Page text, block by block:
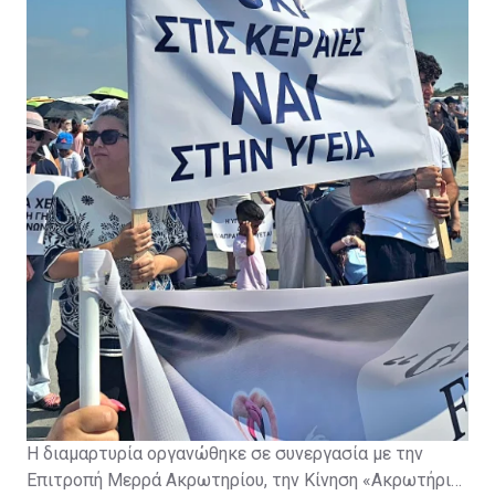
οποιαδήποτε περαιτέρω ανάπτυξη στρατιωτικών
Η διαμαρτυρία οργανώθηκε σε συνεργασία με την
Επιτροπή Μερρά Ακρωτηρίου, την Κίνηση «Ακρωτήρι